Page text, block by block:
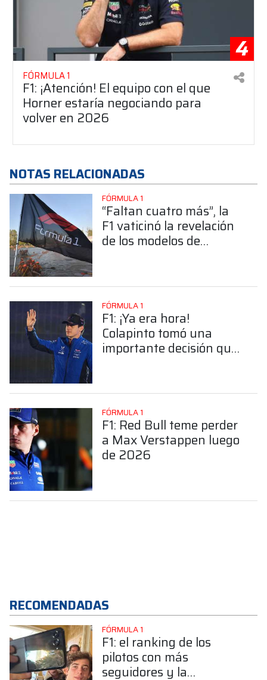
4
FÓRMULA 1
F1: ¡Atención! El equipo con el que
Horner estaría negociando para
volver en 2026
NOTAS RELACIONADAS
FÓRMULA 1
“Faltan cuatro más”, la
F1 vaticinó la revelación
de los modelos de
FÓRMULA 1
F1: ¡Ya era hora!
Colapinto tomó una
importante decisión que
FÓRMULA 1
F1: Red Bull teme perder
a Max Verstappen luego
de 2026
RECOMENDADAS
FÓRMULA 1
F1: el ranking de los
pilotos con más
seguidores y la